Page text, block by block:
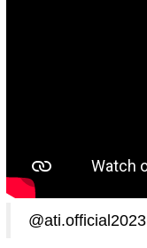
@ati.official2023